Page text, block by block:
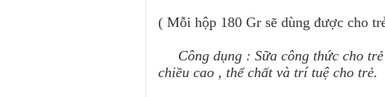
( Mỗi hộp 180 Gr sẽ dùng được cho
Công dụng : Sữa công thức cho
chiều cao , thể chất và trí tuệ cho trẻ.
Mã SP: Sun vi ca map Orihio
520.000 VNĐ
Mã SP: Vien giai ruou Shugo
Giá KM: 250.000 VNĐ